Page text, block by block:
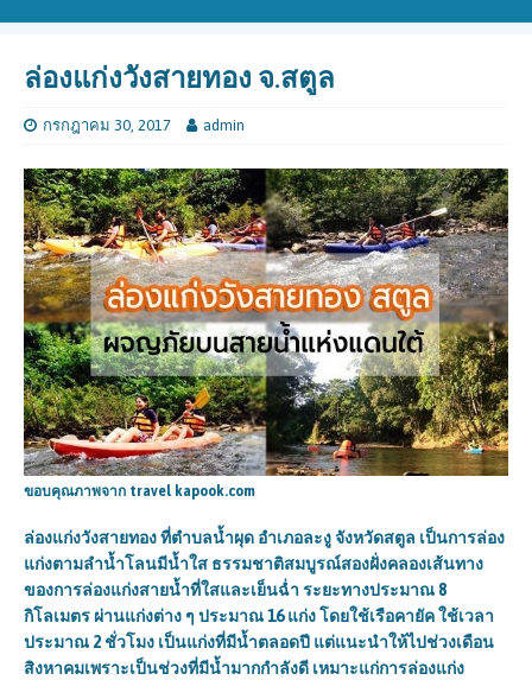
ล่องแก่งวังสายทอง จ.สตูล
กรกฎาคม 30, 2017 admin
ขอบคุณภาพจาก travel kapook.com
ล่องแก่งวังสายทอง ที่ตำบลน้ำผุด อำเภอละงู จังหวัดสตูล เป็นการล่อง
แก่งตามลำน้ำโลนมีน้ำใส ธรรมชาติสมบูรณ์สองฝั่งคลองเส้นทาง
ของการล่องแก่งสายน้ำที่ใสและเย็นฉ่ำ ระยะทางประมาณ 8
กิโลเมตร ผ่านแก่งต่าง ๆ ประมาณ 16 แก่ง โดยใช้เรือคายัค ใช้เวลา
ประมาณ 2 ชั่วโมง เป็นแก่งที่มีน้ำตลอดปี แต่แนะนำให้ไปช่วงเดือน
สิงหาคมเพราะเป็นช่วงที่มีน้ำมากกำลังดี เหมาะแก่การล่องแก่ง